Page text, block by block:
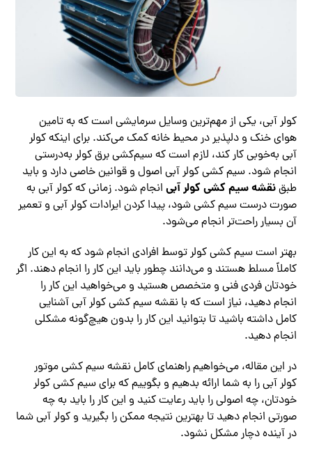
کولر آبی، یکی از مهم‌ترین وسایل سرمایشی است که به تامین
هوای خنک و دلپذیر در محیط خانه کمک می‌کند. برای اینکه کولر
آبی به‌خوبی کار کند، لازم است که سیم‌کشی برق کولر به‌درستی
انجام شود. سیم کشی کولر آبی اصول و قوانین خاصی دارد و باید
طبقنقشه سیم کشی کولر آبی انجام شود. زمانی که کولر آبی به
صورت درست سیم کشی شود، پیدا کردن ایرادات کولر آبی و تعمیر
آن بسیار راحت‌تر انجام می‌شود.
بهتر است سیم کشی کولر توسط افرادی انجام شود که به این کار
کاملاً مسلط هستند و می‌دانند چطور باید این کار را انجام دهند. اگر
خودتان فردی فنی و متخصص هستید و می‌خواهید این کار را
انجام دهید، نیاز است که با نقشه سیم کشی کولر آبی آشنایی
کامل داشته باشید تا بتوانید این کار را بدون هیچ‌گونه مشکلی
انجام دهید.
در این مقاله، می‌خواهیم راهنمای کامل نقشه سیم کشی موتور
کولر آبی را به شما ارائه بدهیم و بگوییم که برای سیم کشی کولر
خودتان، چه اصولی را باید رعایت کنید و این کار را باید به چه
صورتی انجام دهید تا بهترین نتیجه ممکن را بگیرید و کولر آبی شما
در آینده دچار مشکل نشود.